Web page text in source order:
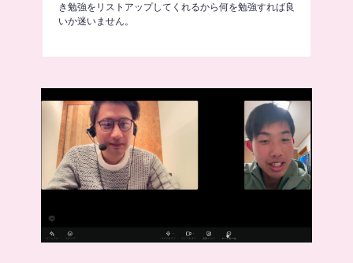
き勉強をリストアップしてくれるから何を勉強すれば良
いか迷いません。